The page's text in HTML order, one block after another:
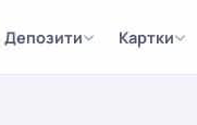
Депозити Картки